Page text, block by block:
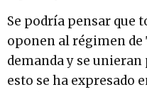
Se podría pensar que
oponen al régimen
demanda y se
esto se ha expresado